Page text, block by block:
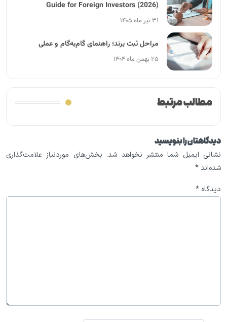
Guide for Foreign Investors (2026)
۳۱ تیر ماه ۱۴۰۵
مراحل ثبت برند؛ راهنمای گام‌به‌گام و عملی
۲۵ بهمن ماه ۱۴۰۴
مطالب مرتبط
دیدگاهتان را بنویسید
نشانی ایمیل شما منتشر نخواهد شد. بخش‌های موردنیاز علامت‌گذاری
شده‌اند*
دیدگاه *